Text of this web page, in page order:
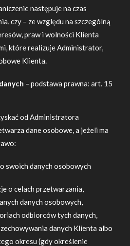
następuje na czas
czy – ze względu na szczególną
praw i wolności Klienta
które realizuje Administrator,
Klienta.
– podstawa prawna: art. 15
od Administratora
dane osobowe, a jeżeli ma
swoich danych osobowych
o celach przetwarzania,
danych osobowych,
odbiorców tych danych,
danych Klienta albo
okresu (gdy określenie